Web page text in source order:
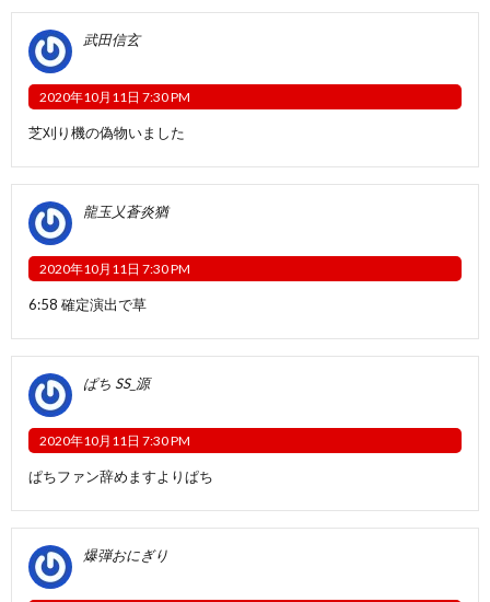
武田信玄
2020年10月11日 7:30 PM
芝刈り機の偽物いました
龍玉乂蒼炎猶
2020年10月11日 7:30 PM
6:58 確定演出で草
ぱち SS_源
2020年10月11日 7:30 PM
ぱちファン辞めますよりぱち
爆弾おにぎり